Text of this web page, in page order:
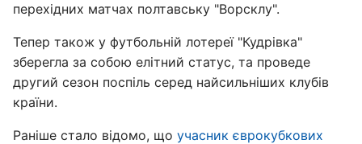
перехідних матчах полтавську "Ворсклу".
Тепер також у футбольній лотереї "Кудрівка"
зберегла за собою елітний статус, та проведе
другий сезон поспіль серед найсильніших клубів
країни.
Раніше стало відомо, що учасник єврокубкових